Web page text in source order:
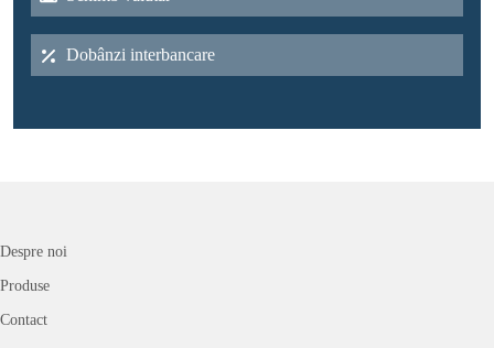
Dobânzi interbancare
Despre noi
Produse
Contact